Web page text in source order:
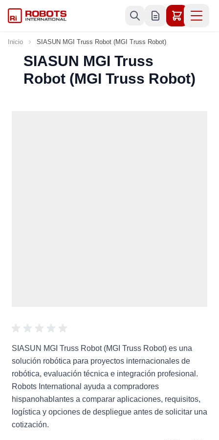
Inicio SIASUN MGI Truss Robot (MGI Truss Robot)
SIASUN MGI Truss
Robot (MGI Truss Robot)
SIASUN MGI Truss Robot (MGI Truss Robot) es una
solución robótica para proyectos internacionales de
robótica, evaluación técnica e integración profesional.
Robots International ayuda a compradores
hispanohablantes a comparar aplicaciones, requisitos,
logística y opciones de despliegue antes de solicitar una
cotización.